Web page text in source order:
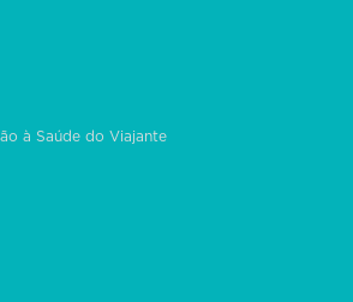
à Saúde do Viajante